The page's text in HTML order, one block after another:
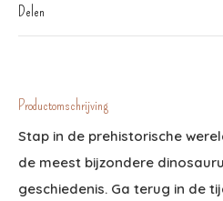
Delen
Productomschrijving
Stap in de prehistorische
de meest bijzondere
geschiedenis. Ga terug in de